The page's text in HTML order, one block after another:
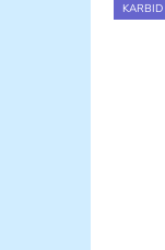
KARBID